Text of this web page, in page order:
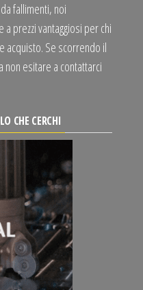
fallimenti, noi
prezzi vantaggiosi per chi
acquisto. Se scorrendo il
non esitare a contattarci
CHE CERCHI